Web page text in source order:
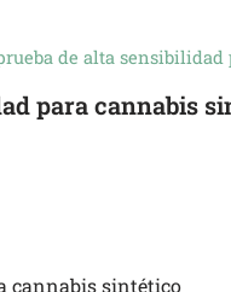
de alta sensibilidad
para cannabis
cannabis sintético